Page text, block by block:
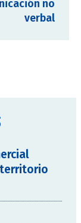
no
verbal
territorio